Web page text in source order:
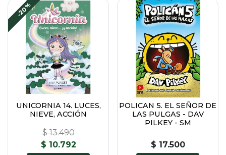
-20%
UNICORNIA 14. LUCES,
NIEVE, ACCIÓN
$ 13.490
$ 10.792
POLICAN 5. EL SEÑOR DE
LAS PULGAS - DAV
PILKEY - SM
$ 17.500